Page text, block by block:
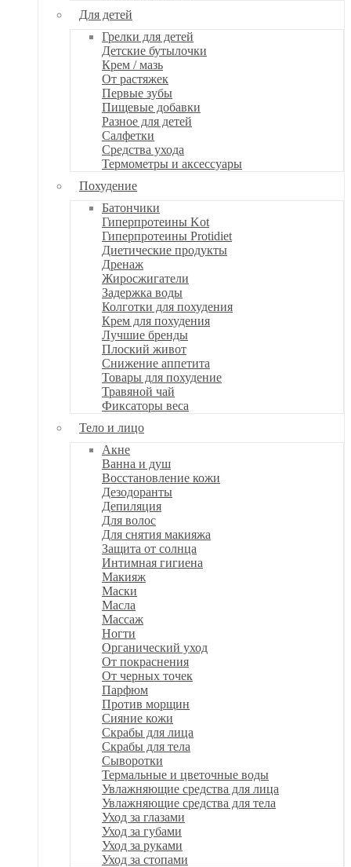
Для детей
Грелки для детей
Детские бутылочки
Крем / мазь
От растяжек
Первые зубы
Пищевые добавки
Разное для детей
Салфетки
Средства ухода
Термометры и аксессуары
Похудение
Батончики
Гиперпротеины Kot
Гиперпротеины Protidiet
Диетические продукты
Дренаж
Жиросжигатели
Задержка воды
Колготки для похудения
Крем для похудения
Лучшие бренды
Плоский живот
Снижение аппетита
Товары для похудение
Травяной чай
Фиксаторы веса
Тело и лицо
Акне
Ванна и душ
Восстановление кожи
Дезодоранты
Депиляция
Для волос
Для снятия макияжа
Защита от солнца
Интимная гигиена
Макияж
Маски
Масла
Массаж
Ногти
Органический уход
От покраснения
От черных точек
Парфюм
Против морщин
Сияние кожи
Скрабы для лица
Скрабы для тела
Сыворотки
Термальные и цветочные воды
Увлажняющие средства для лица
Увлажняющие средства для тела
Уход за глазами
Уход за губами
Уход за руками
Уход за стопами